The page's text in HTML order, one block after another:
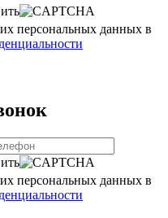
персональных данных в
персональных данных в